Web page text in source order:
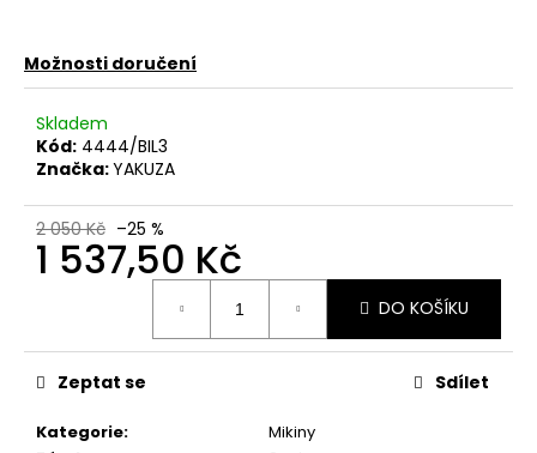
Možnosti doručení
Skladem
Kód: 4444/BIL3
Značka:YAKUZA
2 050 Kč –25 %
1 537,50 Kč
DO KOŠÍKU
Kategorie:
Mikiny
Zeptat se Sdílet
j
e
m
e
PÁNSKÉ
TRIČKO
YAKUZA
TSB27013
667,50
Kč
Původně:
Kč